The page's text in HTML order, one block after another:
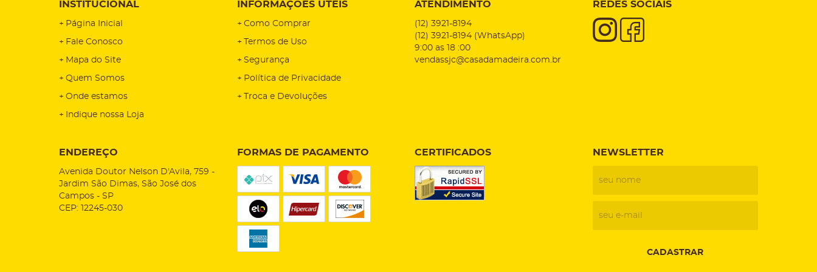
INSTITUCIONAL
Página Inicial
Fale Conosco
Mapa do Site
Quem Somos
Onde estamos
Indique nossa Loja
INFORMAÇÕES ÚTEIS
Como Comprar
Termos de Uso
Segurança
Política de Privacidade
Troca e Devoluções
ATENDIMENTO
(12) 3921-8194
(12) 3921-8194 (WhatsApp)
9:00 as 18 :00
vendassjc@casadamadeira.com.br
REDES SOCIAIS
ENDEREÇO
Avenida Doutor Nelson D'Avila, 759 -
Jardim São Dimas, São José dos
Campos - SP
CEP: 12245-030
FORMAS DE PAGAMENTO CERTIFICADOS NEWSLETTER
CADASTRAR